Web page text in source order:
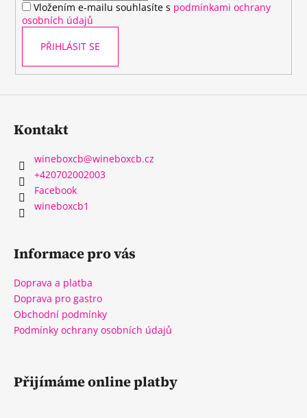
Vložením e-mailu souhlasíte s podmínkami ochrany
osobních údajů
PŘIHLÁSIT SE
Kontakt
wineboxcb@wineboxcb.cz
+420702002003
Facebook
wineboxcb1
Informace pro vás
Doprava a platba
Doprava pro gastro
Obchodní podmínky
Podmínky ochrany osobních údajů
Přijímáme online platby